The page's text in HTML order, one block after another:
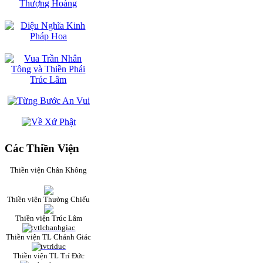
Các Thiền Viện
Thiền viện Chân Không
Thiền viện Thường Chiếu
Thiền viện Trúc Lâm
Thiền viện TL Chánh Giác
Thiền viện TL Trí Đức